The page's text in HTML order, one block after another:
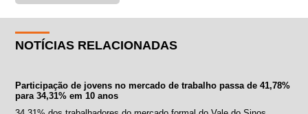
NOTÍCIAS RELACIONADAS
Participação de jovens no mercado de trabalho passa de 41,78%
para 34,31% em 10 anos